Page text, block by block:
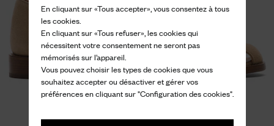
En cliquant sur «Tous accepter», vous consentez à tous
les cookies.
En cliquant sur «Tous refuser», les cookies qui
nécessitent votre consentement ne seront pas
mémorisés sur l’appareil.
Vous pouvez choisir les types de cookies que vous
souhaitez accepter ou désactiver et gérer vos
préférences en cliquant sur "Configuration des cookies".